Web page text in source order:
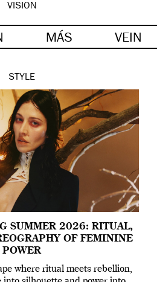
VISION
MÁS VEIN
STYLE
SUMMER 2026: RITUAL,
OF FEMININE
POWER
where ritual meets rebellion,